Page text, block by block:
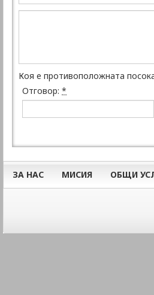
Коя е противоположната
Отговор: *
ЗА НАС МИСИЯ ОБЩИ